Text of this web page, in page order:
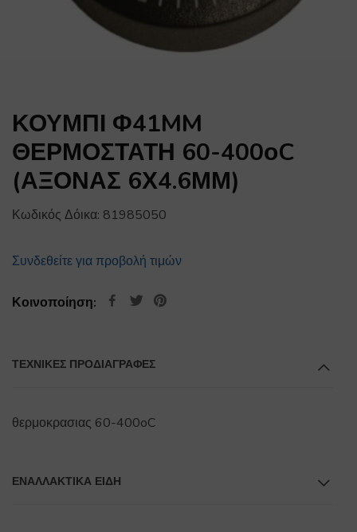
ΚΟΥΜΠΙ Φ41MM
ΘΕΡΜΟΣΤΑΤΗ 60-400οC
(ΑΞΟΝΑΣ 6Χ4.6ΜΜ)
Κωδικός Δόικα: 81985050
Συνδεθείτε για προβολή τιμών
Κοινοποίηση:
ΤΕΧΝΙΚΕΣ ΠΡΟΔΙΑΓΡΑΦΕΣ
θερμοκρασιας 60-400oC
ΕΝΑΛΛΑΚΤΙΚΆ ΕΊΔΗ